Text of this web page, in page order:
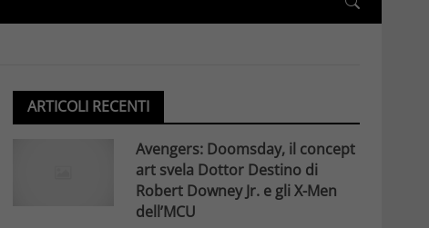
ARTICOLI RECENTI
Avengers: Doomsday, il concept
art svela Dottor Destino di
Robert Downey Jr. e gli X-Men
dell’MCU